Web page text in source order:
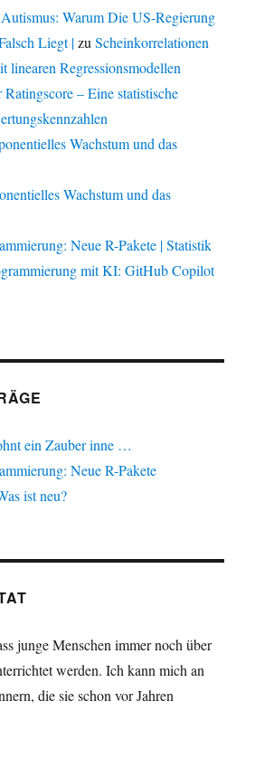
Warum Die US-Regierung
Liegt |zuScheinkorrelationen
linearen Regressionsmodellen
Ratingscore – Eine statistische
Wachstum und das
Wachstum und das
Neue R-Pakete | Statistik
mit KI: GitHub Copilot
ein Zauber inne …
Neue R-Pakete
ist neu?
junge Menschen immer noch über
werden. Ich kann mich an
die sie schon vor Jahren